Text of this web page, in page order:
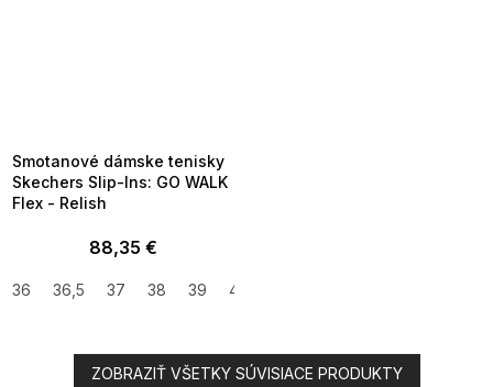
Smotanové dámske tenisky
Skechers Slip-Ins: GO WALK
Flex - Relish
88,35 €
36 36,5 37 38 39 40
ZOBRAZIŤ VŠETKY SÚVISIACE PRODUKTY